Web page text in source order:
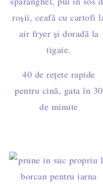
40 de rețete rapide
pentru cină, gata în 30
de minute